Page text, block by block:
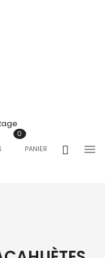
PANIER
0